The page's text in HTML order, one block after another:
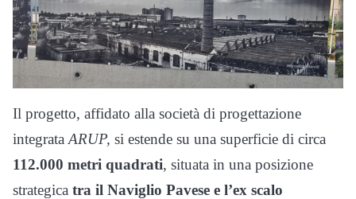
Il progetto, affidato alla società di progettazione
integrata ARUP, si estende su una superficie di circa
112.000 metri quadrati, situata in una posizione
strategica tra il Naviglio Pavese e l’ex scalo